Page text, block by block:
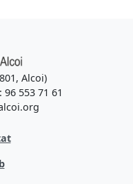
Alcoi)
96 553 71 61